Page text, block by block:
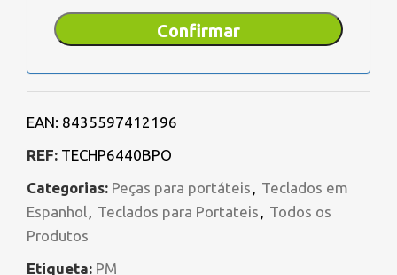
Confirmar
EAN: 8435597412196
REF: TECHP6440BPO
Categorias: Peças para portáteis , Teclados em
Espanhol, Teclados para Portateis , Todos os
Produtos
Etiqueta: PM